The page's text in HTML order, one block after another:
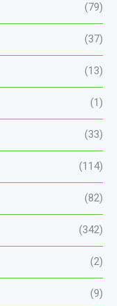
(79)
(37)
(13)
(1)
(33)
(114)
(82)
(342)
(2)
(9)